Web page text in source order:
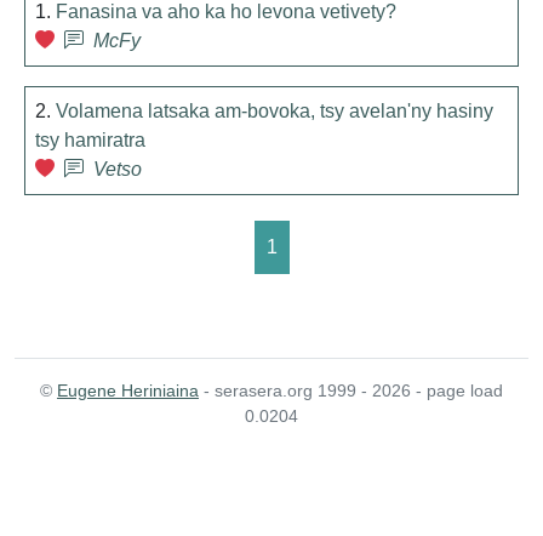
1. Fanasina va aho ka ho levona vetivety?
McFy
2. Volamena latsaka am-bovoka, tsy avelan'ny hasiny
tsy hamiratra
Vetso
1
© Eugene Heriniaina - serasera.org 1999 - 2026 - page load
0.0204